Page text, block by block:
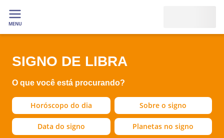
MENU
SIGNO DE LIBRA
O que você está procurando?
Horóscopo do dia Sobre o signo
Data do signo Planetas no signo